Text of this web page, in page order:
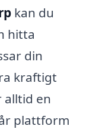
kan du
hitta
din
kraftigt
alltid en
plattform